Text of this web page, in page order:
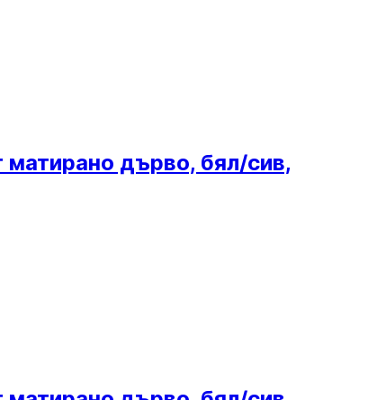
матирано дърво, бял/сив,